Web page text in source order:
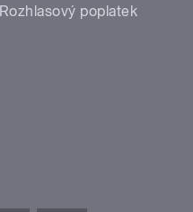
Rozhlasový poplatek